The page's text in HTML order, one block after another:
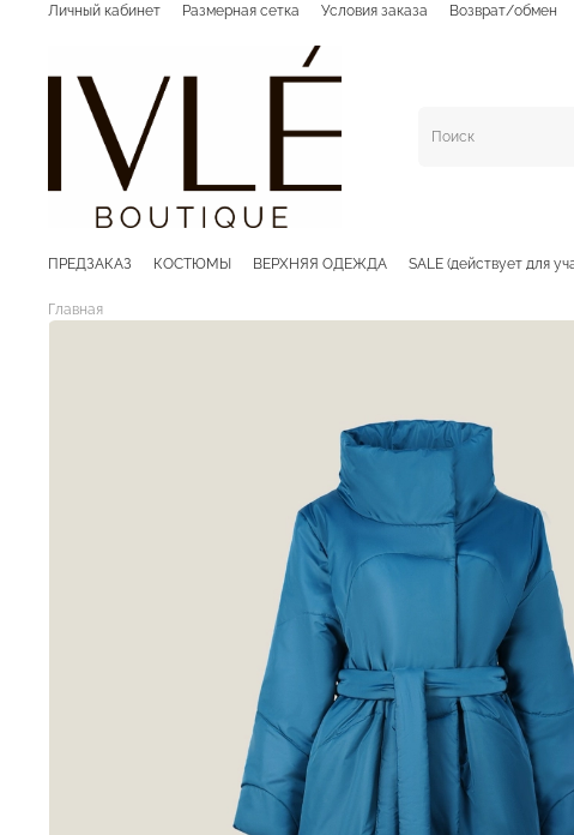
Личный кабинет Размерная сетка Условия заказа Возврат/обмен
ПРЕДЗАКАЗ КОСТЮМЫ ВЕРХНЯЯ ОДЕЖДА SALE (действует для
Главная